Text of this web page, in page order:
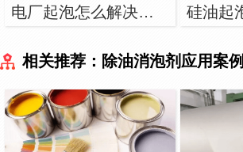
电厂起泡怎么解决？用电厂消泡剂
相关推荐：除油消泡剂应用案例